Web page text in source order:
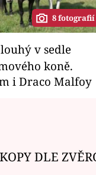
8 fotografií
koně.
i Draco Malfoy
DLE